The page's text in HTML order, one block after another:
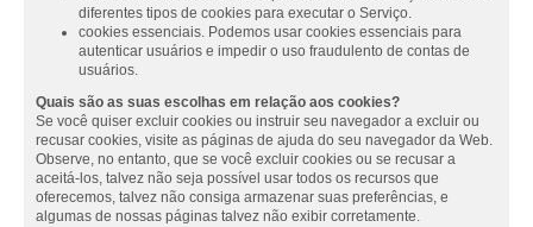
diferentes tipos de cookies para executar o Serviço.
cookies essenciais. Podemos usar cookies essenciais para
autenticar usuários e impedir o uso fraudulento de contas de
usuários.
Quais são as suas escolhas em relação aos cookies?
Se você quiser excluir cookies ou instruir seu navegador a excluir ou
recusar cookies, visite as páginas de ajuda do seu navegador da Web.
Observe, no entanto, que se você excluir cookies ou se recusar a
aceitá-los, talvez não seja possível usar todos os recursos que
oferecemos, talvez não consiga armazenar suas preferências, e
algumas de nossas páginas talvez não exibir corretamente.